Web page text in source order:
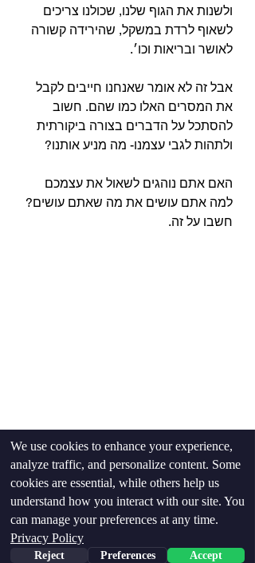
ולשנות את הגוף שלנו, שכולנו צריכים
לשאוף לרדת במשקל, שהירידה קשורה
לאושר ובריאות וכו׳.⁣
אבל זה לא אומר שאנחנו חייבים לקבל
את המסרים האלו כמו שהם. חשוב
להסתכל על הדברים בצורה ביקורתית
ולתהות לגבי עצמנו- מה מניע אותנו?⁣
האם אתם נוהגים לשאול את עצמכם
למה אתם עושים את מה שאתם עושים?
חשבו על זה.
פסיכולוגיה ומיינדסט
כושר ואימונים
Phone Email Facebook
We use cookies to enhance your experience,
analyze traffic, and personalize content. Some
cookies are essential, while others help us
understand how you interact with our site. You
can manage your preferences at any time.
Privacy Policy
Reject Preferences Accept